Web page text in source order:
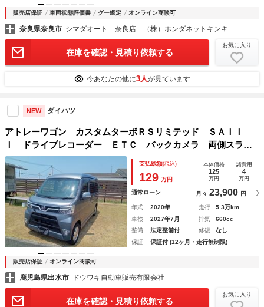
販売店保証 車両状態評価書 グー鑑定 オンライン商談可
奈良県奈良市 シマダオート 奈良店 （株）ホンダネットキンキ
在庫を確認・見積り依頼する
お気に入り
今あなたの他に3人が見ています
NEW ダイハツ
アトレーワゴン カスタムターボＲＳリミテッド ＳＡＩＩ
Ｉ ドライブレコーダー ＥＴＣ バックカメラ 両側スライ
ド・片側電動 ナビ ＴＶ クリアランスソナー 衝突被害軽
減システム オートマチックハイビーム ＬＥＤヘッドラン
プ キーレスエントリー
支払総額(税込)
129 万円
本体価格
125
万円
諸費用
4
万円
通常ローン 月々 23,900 円
年式 2020年 走行
5.3万km
車検
2027年7月 排気
660cc
整備
法定整備付 修復
なし
保証
保証付 (12ヶ月・走行無制限)
販売店保証 オンライン商談可
鹿児島県出水市 ドウワキ自動車販売有限会社
在庫を確認・見積り依頼する
お気に入り